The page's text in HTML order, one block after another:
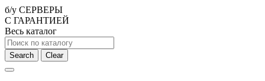
б/у СЕРВЕРЫ
С ГАРАНТИЕЙ
Весь каталог
Search Clear